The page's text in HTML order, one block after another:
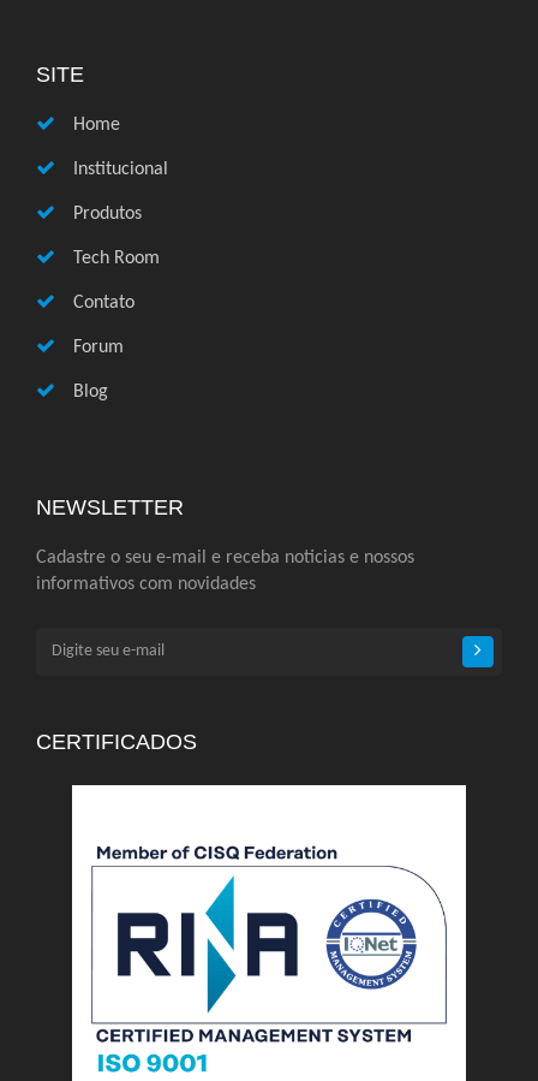
SITE
Home
Institucional
Produtos
Tech Room
Contato
Forum
Blog
NEWSLETTER
Cadastre o seu e-mail e receba noticias e nossos
informativos com novidades
CERTIFICADOS